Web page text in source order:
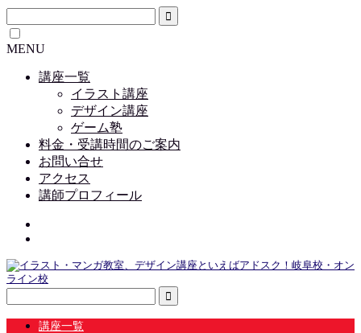
MENU
講座一覧
イラスト講座
デザイン講座
ゲーム塾
料金・受講時間のご案内
お問い合せ
アクセス
講師プロフィール
講座一覧